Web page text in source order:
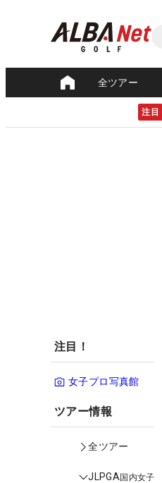
全ツアー
注目
注目！
女子プロ写真館
ツアー情報
全ツアー
JLPGA国内女子